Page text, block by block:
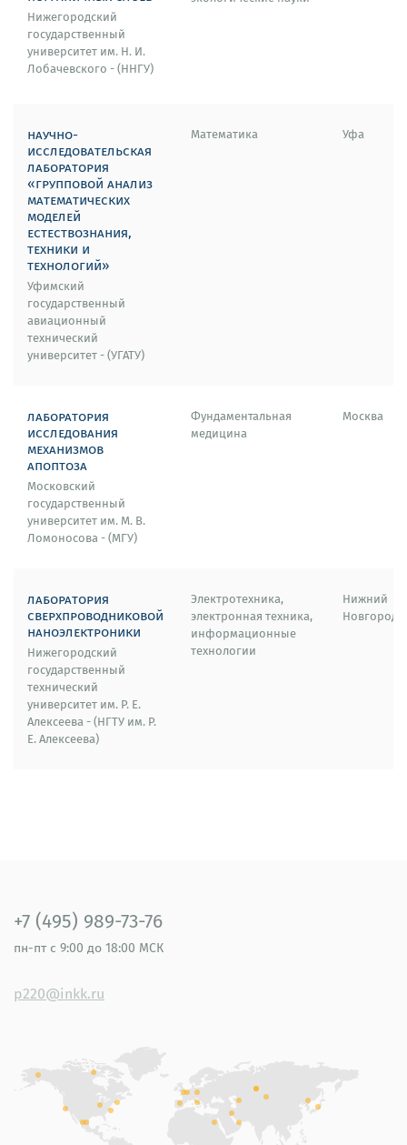
Нижегородский
государственный
университет им. Н. И.
Лобачевского - (ННГУ)
научно-
исследовательская
лаборатория
«групповой анализ
математических
моделей
естествознания,
техники и
технологий»
Уфимский
государственный
авиационный
технический
университет - (УГАТУ)
Математика Уфа
лаборатория
исследования
механизмов
апоптоза
Московский
государственный
университет им. М. В.
Ломоносова - (МГУ)
Фундаментальная
медицина
Москва
лаборатория
сверхпроводниковой
наноэлектроники
Нижегородский
государственный
технический
университет им. Р. Е.
Алексеева - (НГТУ им. Р.
Е. Алексеева)
Электротехника,
электронная техника,
информационные
технологии
Нижний
Новгород
+7 (495) 989-73-76
пн-пт с 9:00 до 18:00 МСК
p220@inkk.ru